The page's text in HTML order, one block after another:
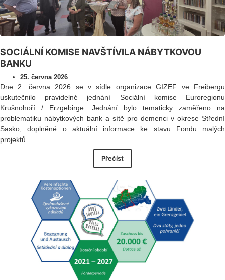
SOCIÁLNÍ KOMISE NAVŠTÍVILA NÁBYTKOVOU
BANKU
25. června 2026
Dne 2. června 2026 se v sídle organizace GIZEF ve Freibergu
uskutečnilo pravidelné jednání Sociální komise Euroregionu
Krušnohoří / Erzgebirge. Jednání bylo tematicky zaměřeno na
problematiku nábytkových bank a sítě pro demenci v okrese Střední
Sasko, doplněné o aktuální informace ke stavu Fondu malých
projektů.
Přečíst